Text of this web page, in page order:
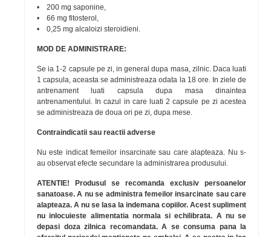
• 200 mg saponine,
• 66 mg fitosterol,
• 0,25 mg alcaloizi steroidieni.
MOD DE ADMINISTRARE:
Se ia 1-2 capsule pe zi, in general dupa masa, zilnic. Daca luati
1 capsula, aceasta se administreaza odata la 18 ore. In ziele de
antrenament luati capsula dupa masa dinaintea
antrenamentului. In cazul in care luati 2 capsule pe zi acestea
se administreaza de doua ori pe zi, dupa mese.
Contraindicatii sau reactii adverse
Nu este indicat femeilor insarcinate sau care alapteaza. Nu s-
au observat efecte secundare la administrarea produsului.
ATENTIE! Produsul se recomanda exclusiv persoanelor
sanatoase. A nu se administra femeilor insarcinate sau care
alapteaza. A nu se lasa la indemana copiilor. Acest supliment
nu inlocuieste alimentatia normala si echilibrata. A nu se
depasi doza zilnica recomandata. A se consuma pana la